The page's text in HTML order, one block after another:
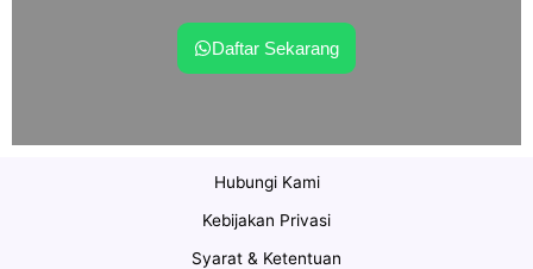
Daftar Sekarang
Hubungi Kami
Kebijakan Privasi
Syarat & Ketentuan